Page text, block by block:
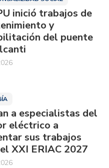
inició trabajos de
y
del puente
a especialistas del
eléctrico a
sus trabajos
XXI ERIAC 2027